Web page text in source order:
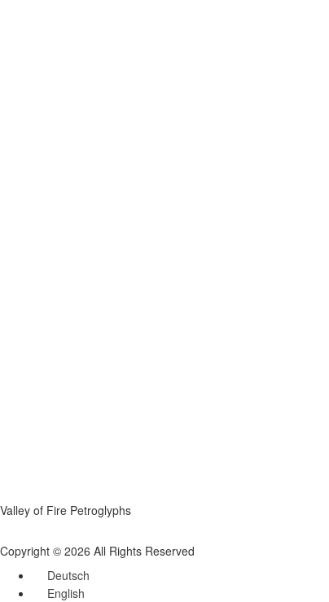
Valley of Fire Petroglyphs
Copyright © 2026 All Rights Reserved
Deutsch
English